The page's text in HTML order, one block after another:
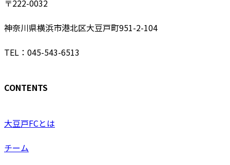
〒222-0032
神奈川県横浜市港北区大豆戸町951-2-104
TEL：045-543-6513
CONTENTS
大豆戸FCとは
チーム